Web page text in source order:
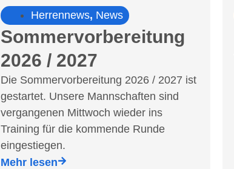
Herrennews, News
Sommervorbereitung
2026 / 2027
Die Sommervorbereitung 2026 / 2027 ist
gestartet. Unsere Mannschaften sind
vergangenen Mittwoch wieder ins
Training für die kommende Runde
eingestiegen.
Mehr lesen